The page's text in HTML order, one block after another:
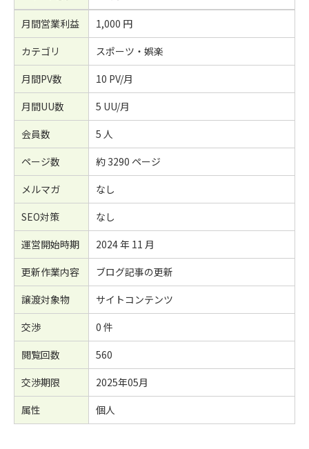
月間営業利益
1,000 円
カテゴリ
スポーツ・娯楽
月間PV数
10 PV/月
月間UU数
5 UU/月
会員数
5 人
ページ数
約 3290 ページ
メルマガ
なし
SEO対策
なし
運営開始時期
2024 年 11 月
更新作業内容
ブログ記事の更新
譲渡対象物
サイトコンテンツ
交渉
0 件
閲覧回数
560
交渉期限
2025年05月
属性
個人